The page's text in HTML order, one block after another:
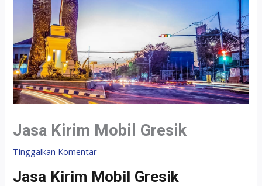
Jasa Kirim Mobil Gresik
Tinggalkan Komentar
Jasa Kirim Mobil Gresik